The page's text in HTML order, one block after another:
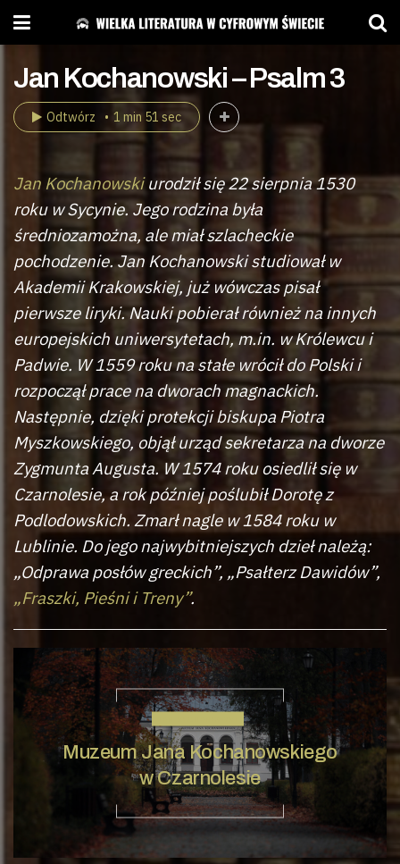
Jan Kochanowski – Psalm 3
Odtwórz 1 min 51 sec
Jan Kochanowskiurodził się 22 sierpnia 1530
roku w Sycynie. Jego rodzina była
średniozamożna, ale miał szlacheckie
pochodzenie. Jan Kochanowski studiował w
Akademii Krakowskiej, już wówczas pisał
pierwsze liryki. Nauki pobierał również na innych
europejskich uniwersytetach, m.in. w Królewcu i
Padwie. W 1559 roku na stałe wrócił do Polski i
rozpoczął prace na dworach magnackich.
Następnie, dzięki protekcji biskupa Piotra
Myszkowskiego, objął urząd sekretarza na dworze
Zygmunta Augusta. W 1574 roku osiedlił się w
Czarnolesie, a rok później poślubił Dorotę z
Podlodowskich. Zmarł nagle w 1584 roku w
Lublinie. Do jego najwybitniejszych dzieł należą:
„Odprawa posłów greckich”, „Psałterz Dawidów”,
„Fraszki, Pieśni i Treny”.
Muzeum Jana Kochanowskiego
w Czarnolesie